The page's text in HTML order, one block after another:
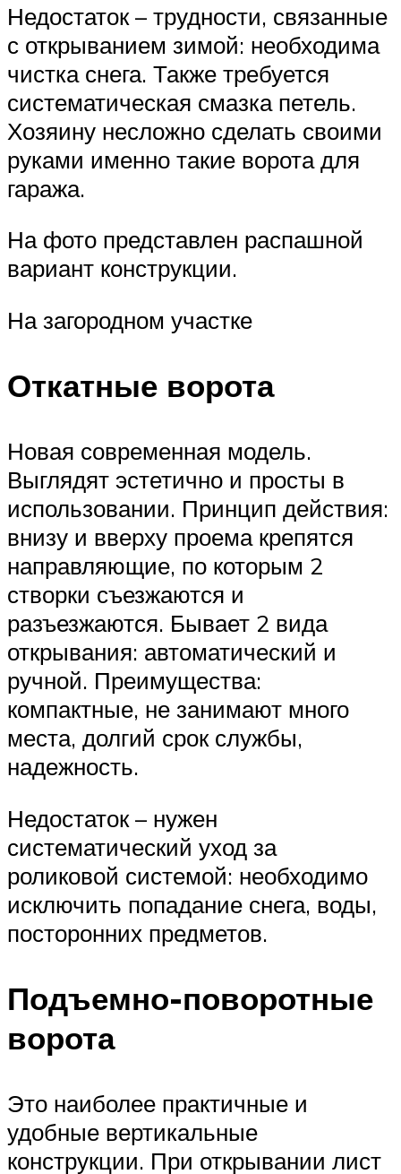
Недостаток – трудности, связанные
с открыванием зимой: необходима
чистка снега. Также требуется
систематическая смазка петель.
Хозяину несложно сделать своими
руками именно такие ворота для
гаража.
На фото представлен распашной
вариант конструкции.
На загородном участке
Откатные ворота
Новая современная модель.
Выглядят эстетично и просты в
использовании. Принцип действия:
внизу и вверху проема крепятся
направляющие, по которым 2
створки съезжаются и
разъезжаются. Бывает 2 вида
открывания: автоматический и
ручной. Преимущества:
компактные, не занимают много
места, долгий срок службы,
надежность.
Недостаток – нужен
систематический уход за
роликовой системой: необходимо
исключить попадание снега, воды,
посторонних предметов.
Подъемно-поворотные
ворота
Это наиболее практичные и
удобные вертикальные
конструкции. При открывании лист